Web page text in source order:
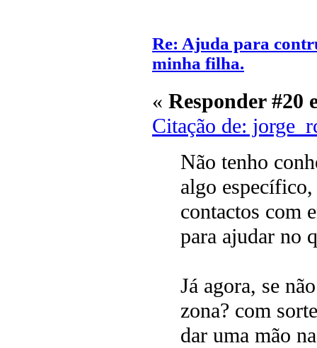
Re: Ajuda para
minha filha.
« Responder #20
Citação de:
Não tenho
algo
contactos com
para ajudar no
Já agora, se
zona? com
dar uma mão